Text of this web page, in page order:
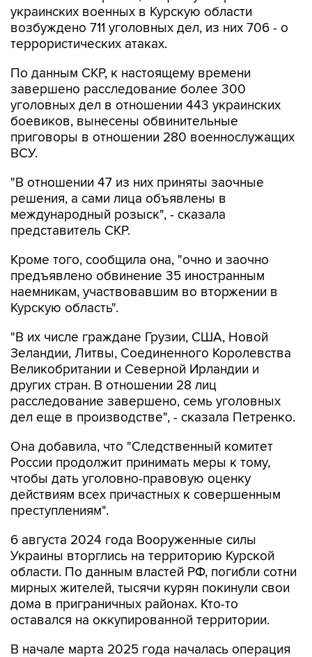
украинских военных в Курскую области
возбуждено 711 уголовных дел, из них 706 - о
террористических атаках.
По данным СКР, к настоящему времени
завершено расследование более 300
уголовных дел в отношении 443 украинских
боевиков, вынесены обвинительные
приговоры в отношении 280 военнослужащих
ВСУ.
"В отношении 47 из них приняты заочные
решения, а сами лица объявлены в
международный розыск", - сказала
представитель СКР.
Кроме того, сообщила она, "очно и заочно
предъявлено обвинение 35 иностранным
наемникам, участвовавшим во вторжении в
Курскую область".
"В их числе граждане Грузии, США, Новой
Зеландии, Литвы, Соединенного Королевства
Великобритании и Северной Ирландии и
других стран. В отношении 28 лиц
расследование завершено, семь уголовных
дел еще в производстве", - сказала Петренко.
Она добавила, что "Cледственный комитет
России продолжит принимать меры к тому,
чтобы дать уголовно-правовую оценку
действиям всех причастных к совершенным
преступлениям".
6 августа 2024 года Вооруженные силы
Украины вторглись на территорию Курской
области. По данным властей РФ, погибли сотни
мирных жителей, тысячи курян покинули свои
дома в приграничных районах. Кто-то
оставался на оккупированной территории.
В начале марта 2025 года началась операция